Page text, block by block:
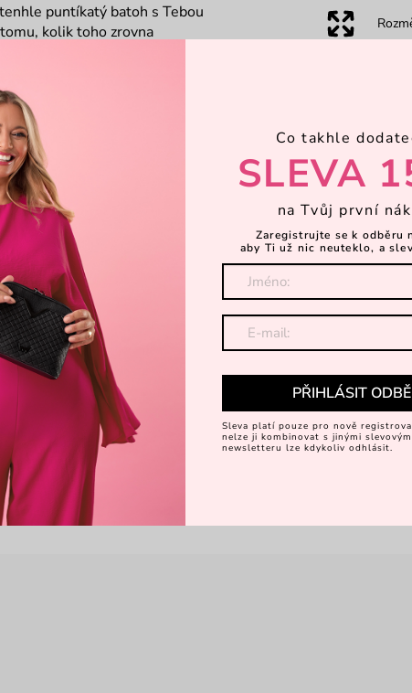
puntíkatý batoh s Tebou
kolik toho zrovna
včetně přední kapsy.
Objevte
Co takhle
SLEVA
na Tvůj první
Zaregistrujte se k odběru
aby Ti už nic neuteklo, a
PŘIHLÁSIT
Sleva platí pouze pro nově
nelze ji kombinovat s jinými
newsletteru lze kdykoliv odhlásit.